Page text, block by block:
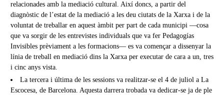
relacionades amb la mediació cultural. Així doncs, a partir del
diagnòstic de l’estat de la mediació a les deu ciutats de la Xarxa i de la
voluntat de treballar en aquest àmbit per part de cada municipi —cosa
que va sorgir de les entrevistes individuals que va fer Pedagogías
Invisibles prèviament a les formacions— es va començar a dissenyar la
línia de treball en mediació dins la Xarxa per executar de cara a un, tres
i cinc anys vista.
La tercera i última de les sessions va realitzar-se el 4 de juliol a La
Escocesa, de Barcelona. Aquesta darrera trobada va dedicar-se ja de ple